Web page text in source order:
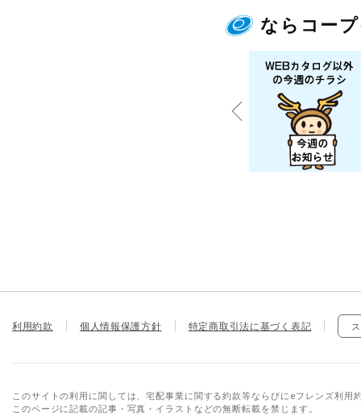
ならコー
利用約款 個人情報保護方針 特定商取引法に基づく表記
このサイトの利用に関しては、宅配事業に関する約款等ならびにeフレンズ利用
このページに記載の記事・写真・イラストなどの無断転載を禁じます。